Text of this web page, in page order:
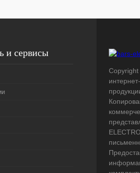
и сервисы